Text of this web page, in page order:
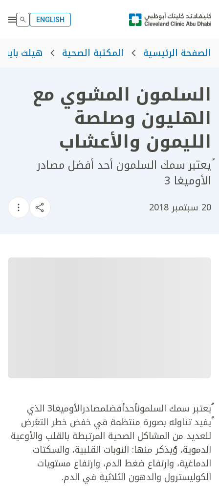
ENGLISH
الصفحة الرئيسية المكتبة الصحية هيلث بايت
السلمون المشوي مع
الهليون وصلصة
الليمون والأعشاب
ُيعتبر سمك السلمون أحد أفضل مصادر
الأوميغا 3
20 سبتمبر 2018
ُيعتبر سمك السلمونأحدأفضلمصادرالأوميغا3 الذي
ُيفيد تناوله بصورة منتظمة في خفض خطر التعّرض
للعديد من المشاكل الصحية المرتبطة بالقلب والأوعية
الدموية، وُيذكر منها: النوبات القلبية، والسكتات
الدماغية، وارتفاع ضغط الدم، وارتفاع مستويات
الكوليسترول والدهون الثلاثية في الدم.